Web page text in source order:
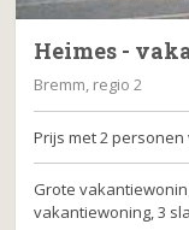
Heimes -
Bremm, regio 2
Prijs met 2 personen
Grote
vakantiewoning, 3